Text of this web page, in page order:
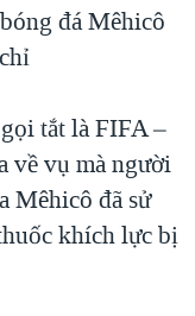
đá Mêhicô
tắt là FIFA –
về vụ mà người
Mêhicô đã sử
khích lực bị